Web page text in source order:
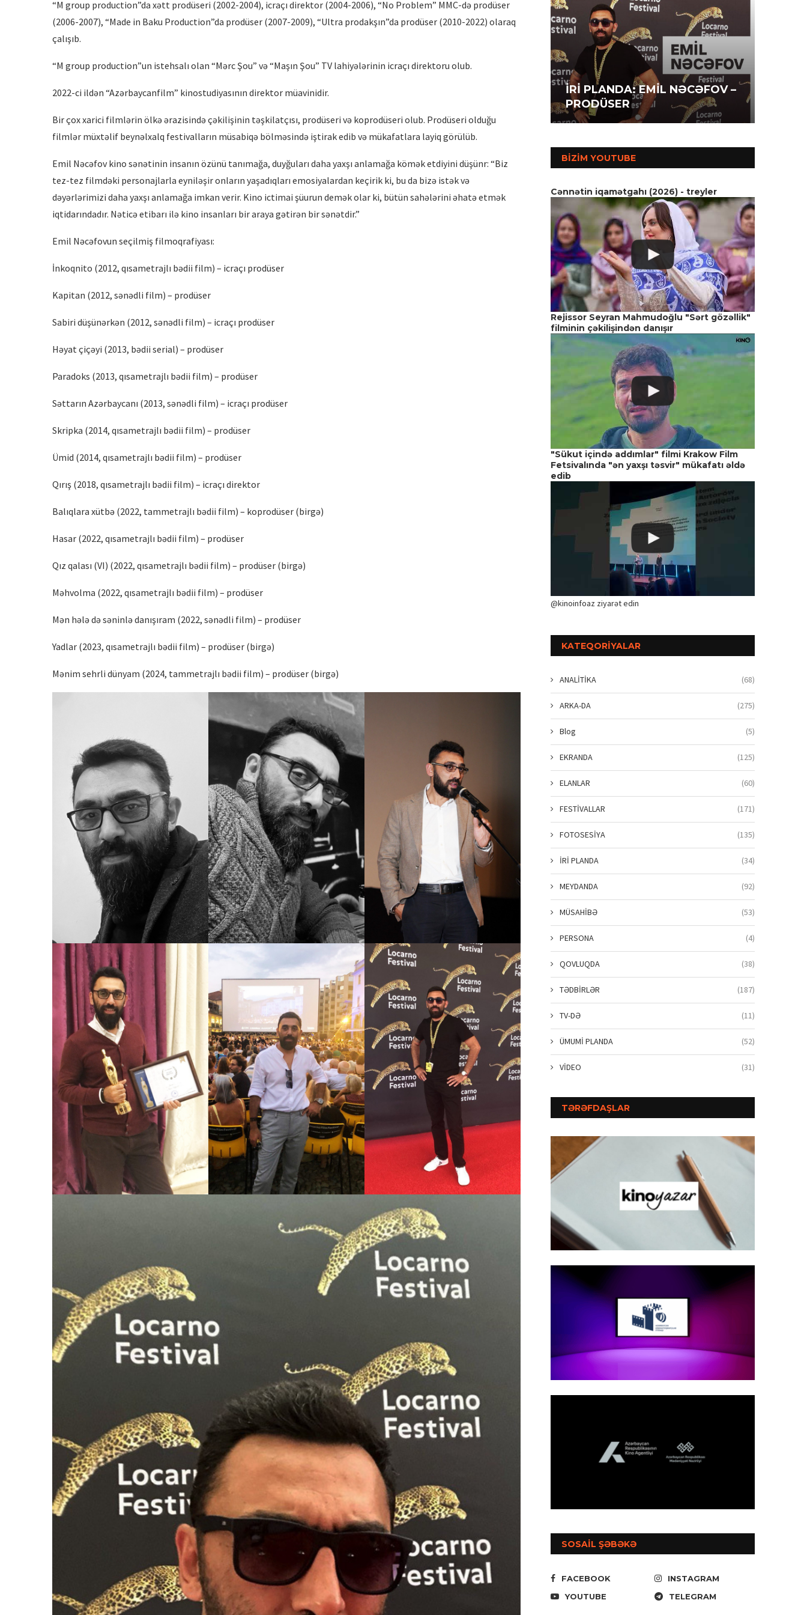
“M group production”da xətt prodüseri (2002-2004), icraçı direktor (2004-2006), “No Problem” MMC-də prodüser
(2006-2007), “Made in Baku Production”da prodüser (2007-2009), “Ultra prodakşın”da prodüser (2010-2022) olaraq
çalışıb.
“M group production”un istehsalı olan “Mərc Şou” və “Maşın Şou” TV lahiyələrinin icraçı direktoru olub.
2022-ci ildən “Azərbaycanfilm” kinostudiyasının direktor müavinidir.
Bir çox xarici filmlərin ölkə ərazisində çəkilişinin təşkilatçısı, prodüseri və koprodüseri olub. Prodüseri olduğu
filmlər müxtəlif beynəlxalq festivalların müsabiqə bölməsində iştirak edib və mükafatlara layiq görülüb.
Emil Nəcəfov kino sənətinin insanın özünü tanımağa, duyğuları daha yaxşı anlamağa kömək etdiyini düşünr: “Biz
tez-tez filmdəki personajlarla eyniləşir onların yaşadıqları emosiyalardan keçirik ki, bu da bizə istək və
dəyərlərimizi daha yaxşı anlamağa imkan verir. Kino ictimai şüurun demək olar ki, bütün sahələrini əhatə etmək
iqtidarındadır. Nəticə etibarı ilə kino insanları bir araya gətirən bir sənətdir.”
Emil Nəcəfovun seçilmiş filmoqrafiyası:
İnkoqnito (2012, qısametrajlı bədii film) – icraçı prodüser
Kapitan (2012, sənədli film) – prodüser
Sabiri düşünərkən (2012, sənədli film) – icraçı prodüser
Həyat çiçəyi (2013, bədii serial) – prodüser
Paradoks (2013, qısametrajlı bədii film) – prodüser
Səttarın Azərbaycanı (2013, sənədli film) – icraçı prodüser
Skripka (2014, qısametrajlı bədii film) – prodüser
Ümid (2014, qısametrajlı bədii film) – prodüser
Qırış (2018, qısametrajlı bədii film) – icraçı direktor
Balıqlara xütbə (2022, tammetrajlı bədii film) – koprodüser (birgə)
Hasar (2022, qısametrajlı bədii film) – prodüser
Qız qalası (VI) (2022, qısametrajlı bədii film) – prodüser (birgə)
Məhvolma (2022, qısametrajlı bədii film) – prodüser
Mən hələ də səninlə danışıram (2022, sənədli film) – prodüser
Yadlar (2023, qısametrajlı bədii film) – prodüser (birgə)
Mənim sehrli dünyam (2024, tammetrajlı bədii film) – prodüser (birgə)
İRİ PLANDA: İLAHƏ
HƏSƏNOVA – AKTRİSA
BIZIM YOUTUBE
Cənnətin iqamətgahı (2026) - treyler
Rejissor Seyran Mahmudoğlu "Sərt gözəllik"
filminin çəkilişindən danışır
"Sükut içində addımlar" filmi Krakow Film
Fetsivalında "ən yaxşı təsvir" mükafatı əldə
edib
@kinoinfoaz ziyarət edin
KATEQORIYALAR
ANALİTİKA (68)
ARKA-DA (275)
Blog (5)
EKRANDA (125)
ELANLAR (60)
FESTİVALLAR (171)
FOTOSESİYA (135)
İRİ PLANDA (34)
MEYDANDA (92)
MÜSAHİBƏ (53)
PERSONA (4)
QOVLUQDA (38)
TƏDBİRLƏR (187)
TV-DƏ (11)
ÜMUMİ PLANDA (52)
VİDEO (31)
TƏRƏFDAŞLAR
SOSAİL ŞƏBƏKƏ
FACEBOOK
INSTAGRAM
YOUTUBE
TELEGRAM